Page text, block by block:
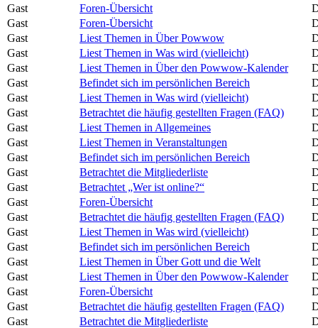
Gast
Foren-Übersicht
Gast
Foren-Übersicht
Gast
Liest Themen in Über Powwow
Gast
Liest Themen in Was wird (vielleicht)
Gast
Liest Themen in Über den Powwow-Kalender
Gast
Befindet sich im persönlichen Bereich
Gast
Liest Themen in Was wird (vielleicht)
Gast
Betrachtet die häufig gestellten Fragen (FAQ)
Gast
Liest Themen in Allgemeines
Gast
Liest Themen in Veranstaltungen
Gast
Befindet sich im persönlichen Bereich
Gast
Betrachtet die Mitgliederliste
Gast
Betrachtet „Wer ist online?“
Gast
Foren-Übersicht
Gast
Betrachtet die häufig gestellten Fragen (FAQ)
Gast
Liest Themen in Was wird (vielleicht)
Gast
Befindet sich im persönlichen Bereich
Gast
Liest Themen in Über Gott und die Welt
Gast
Liest Themen in Über den Powwow-Kalender
Gast
Foren-Übersicht
Gast
Betrachtet die häufig gestellten Fragen (FAQ)
Gast
Betrachtet die Mitgliederliste